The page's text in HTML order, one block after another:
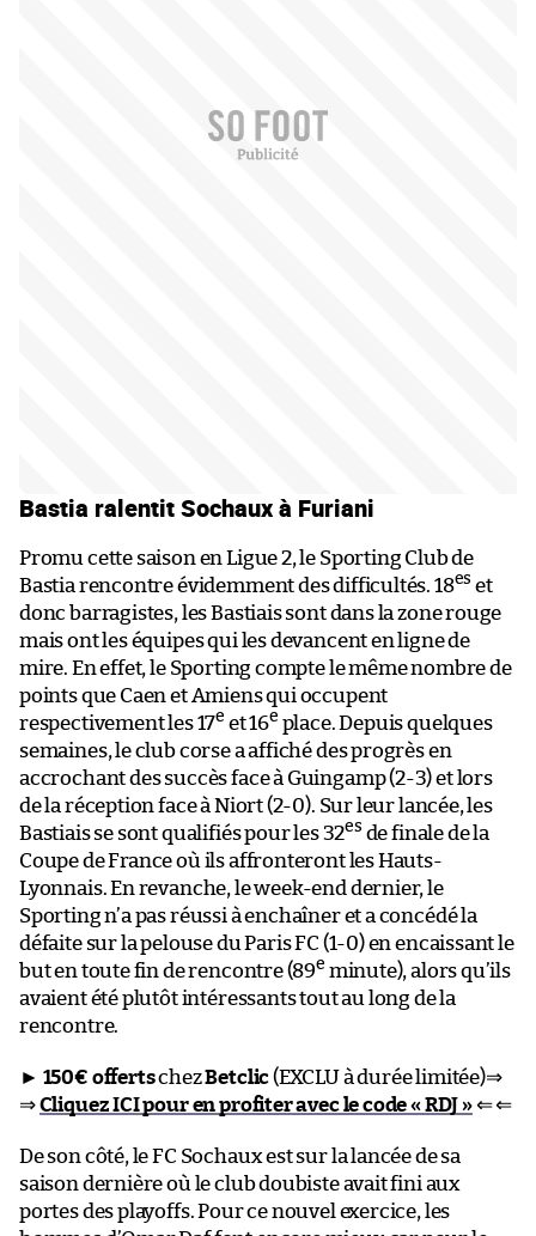
Bastia ralentit Sochaux à Furiani
Promu cette saison en Ligue 2, le Sporting Club de
Bastia rencontre évidemment des difficultés. 18es et
donc barragistes, les Bastiais sont dans la zone rouge
mais ont les équipes qui les devancent en ligne de
mire. En effet, le Sporting compte le même nombre de
points que Caen et Amiens qui occupent
respectivement les 17e et 16e place. Depuis quelques
semaines, le club corse a affiché des progrès en
accrochant des succès face à Guingamp (2-3) et lors
de la réception face à Niort (2-0). Sur leur lancée, les
Bastiais se sont qualifiés pour les 32es de finale de la
Coupe de France où ils affronteront les Hauts-
Lyonnais. En revanche, le week-end dernier, le
Sporting n’a pas réussi à enchaîner et a concédé la
défaite sur la pelouse du Paris FC (1-0) en encaissant le
but en toute fin de rencontre (89e minute), alors qu’ils
avaient été plutôt intéressants tout au long de la
rencontre.
► 150€ offertschezBetclic(EXCLU à durée limitée)⇒
⇒Cliquez ICI pour en profiter avec le code « RDJ »⇐ ⇐
De son côté, le FC Sochaux est sur la lancée de sa
saison dernière où le club doubiste avait fini aux
portes des playoffs. Pour ce nouvel exercice, les